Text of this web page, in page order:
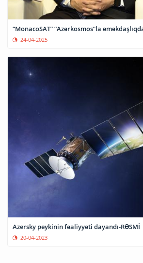
“MonacoSAT” “Azərkosmos”la
24-04-2025
Azersky peykinin fəaliyyəti dayandı-RƏSMİ
20-04-2023